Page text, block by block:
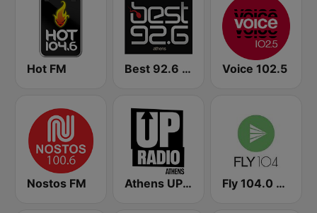
Hot FM Best 92.6 FM Voice 102.5
Nostos FM Athens UP Radio Fly 104.0 FM